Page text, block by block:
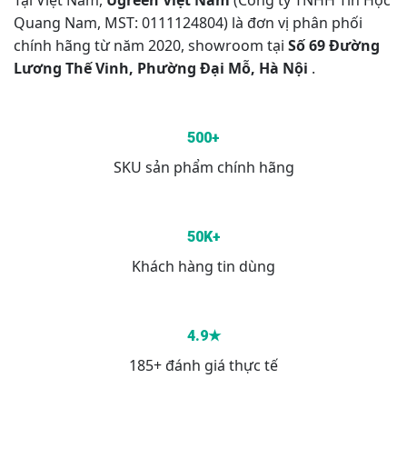
Quang Nam, MST: 0111124804) là đơn vị phân phối
chính hãng từ năm 2020, showroom tại Số 69 Đường
Lương Thế Vinh, Phường Đại Mỗ, Hà Nội .
500+
SKU sản phẩm chính hãng
50K+
Khách hàng tin dùng
4.9★
185+ đánh giá thực tế